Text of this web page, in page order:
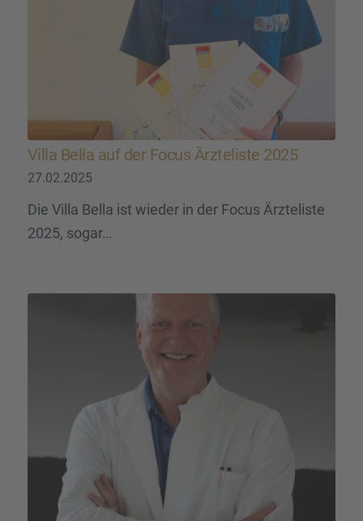
Villa Bella auf der Focus Ärzte­liste 2025
27.02.2025
Die Villa Bella ist wieder in der Focus Ärzteliste
2025, sogar…